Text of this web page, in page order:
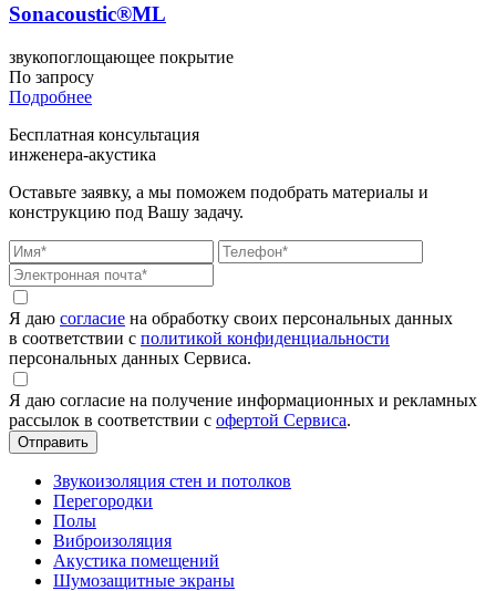
Sonacoustic®ML
звукопоглощающее покрытие
По запросу
Подробнее
Бесплатная консультация
инженера-акустика
Оставьте заявку, а мы поможем подобрать материалы и
конструкцию под Вашу задачу.
Я даю согласие на обработку своих персональных данных
в соответствии с политикой конфиденциальности
персональных данных Сервиса.
Я даю согласие на получение информационных и рекламных
рассылок в соответствии с офертой Сервиса.
Звукоизоляция стен и потолков
Перегородки
Полы
Виброизоляция
Акустика помещений
Шумозащитные экраны